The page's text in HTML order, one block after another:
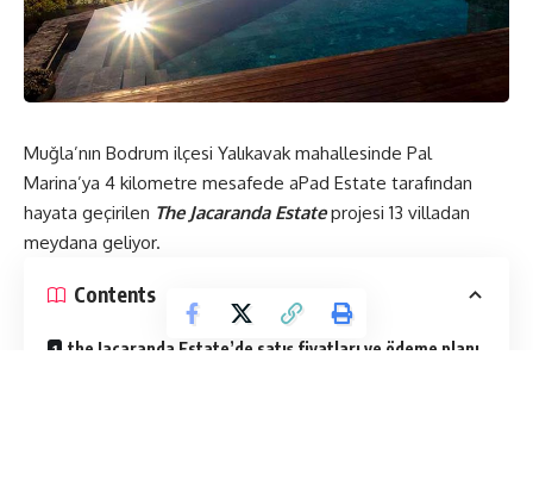
Muğla’nın Bodrum ilçesi Yalıkavak mahallesinde Pal
Marina’ya 4 kilometre mesafede aPad Estate tarafından
hayata geçirilen The Jacaranda Estateprojesi 13 villadan
meydana geliyor.
Contents
the Jacaranda Estate’de satış fiyatları ve ödeme planı